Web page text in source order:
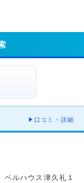
口コミ・詳細
ルハウス津久礼１